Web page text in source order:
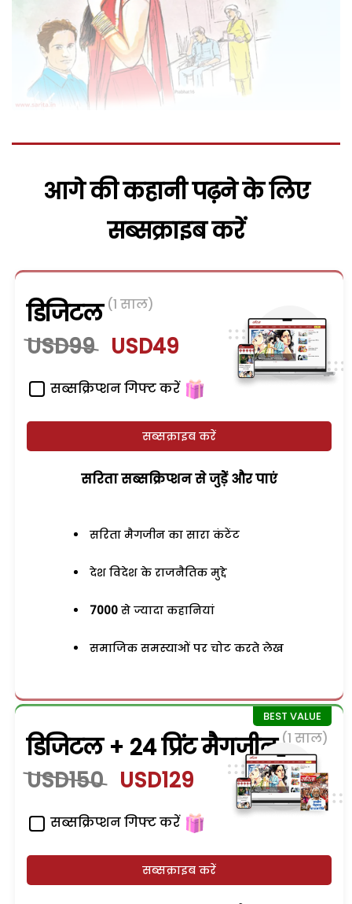
आगे की कहानी पढ़ने के लिए
सब्सक्राइब करें
डिजिटल (1 साल)
USD99 USD49
सब्सक्रिप्शन गिफ्ट करें
सब्सक्राइब करें
सरिता सब्सक्रिप्शन से जुड़ेें और पाएं
सरिता मैगजीन का सारा कंटेंट
देश विदेश के राजनैतिक मुद्दे
7000 से ज्यादा कहानियां
समाजिक समस्याओं पर चोट करते लेख
डिजिटल + 24 प्रिंट मैगजीन (1 साल)
USD150 USD129
सब्सक्रिप्शन गिफ्ट करें
सब्सक्राइब करें